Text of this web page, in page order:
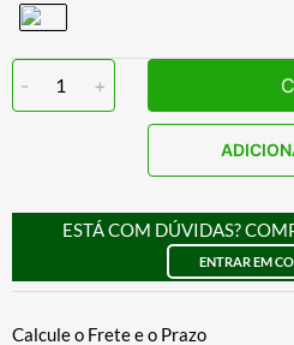
- 1 +
ESTÁ COM DÚVIDAS?
ENTRAR EM